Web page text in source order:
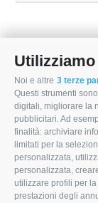
Noi e altre 3 terze
Questi strumenti
digitali, migliorare la
pubblicitari. Ad
finalità: archiviare
limitati per la
personalizzata,
personalizzata,
utilizzare profili per
prestazioni degli
I MORI
Via
47853
(+39) 345